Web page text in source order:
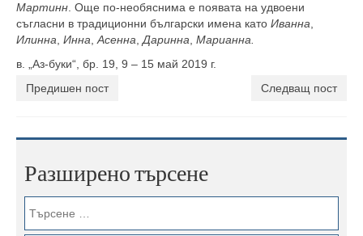
Мартинн . Още по-необяснима е появата на удвоени
съгласни в традиционни български имена като Иванна
Илинна Инна Асенна Даринна Марианна.
в. „Аз-буки“, бр. 19, 9 – 15 май 2019 г.
Предишен пост
Следващ пост
Разширено търсене